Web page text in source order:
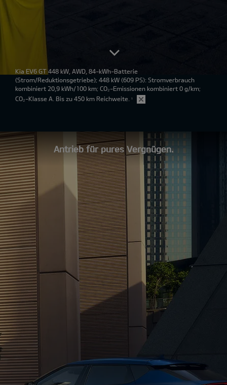
Kia EV6 GT 448 kW, AWD, 84-kWh-Batterie
(Strom/Reduktionsgetriebe); 448 kW (609 PS): Stromverbrauch
kombiniert 20,9 kWh/100 km; CO₂-Emissionen kombiniert 0 g/km;
CO₂-Klasse A. Bis zu 450 km Reichweite. ¹
Antrieb für pures Vergnügen.